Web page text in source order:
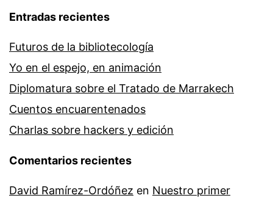
Entradas recientes
Futuros de la bibliotecología
Yo en el espejo, en animación
Diplomatura sobre el Tratado de Marrakech
Cuentos encuarentenados
Charlas sobre hackers y edición
Comentarios recientes
David Ramírez-Ordóñez en Nuestro primer